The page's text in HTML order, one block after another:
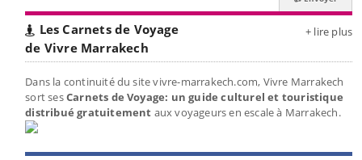
Les Carnets de Voyage
de Vivre Marrakech
+ lire plus
Dans la continuité du site vivre-marrakech.com, Vivre Marrakech
sort sesCarnets de Voyage: un guide culturel et touristique
distribué gratuitement aux voyageurs en escale à Marrakech.